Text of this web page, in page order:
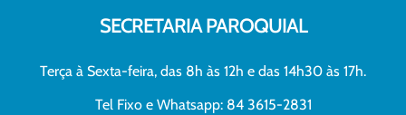
SECRETARIA PAROQUIAL
Terça à Sexta-feira, das 8h às 12h e das 14h30 às 17h.
Tel Fixo e Whatsapp: 84 3615-2831